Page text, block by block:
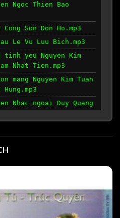
Ngoc Thien Bao
Son Don Ho.mp3
Le Vu Luu Bich.mp3
yeu Nguyen Kim
Nhat Tien.mp3
mang Nguyen Kim Tuan
Hung.mp3
Nhac ngoai Duy Quang
The Son.mp3
Pham Duy Truc Lam
tinh yeu 2 Bonus
Nguyen Duy An Lam